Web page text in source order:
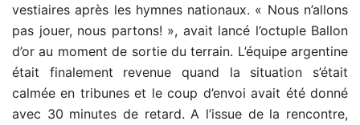
vestiaires après les hymnes nationaux. « Nous n’allons
pas jouer, nous partons! », avait lancé l’octuple Ballon
d’or au moment de sortie du terrain. L’équipe argentine
était finalement revenue quand la situation s’était
calmée en tribunes et le coup d’envoi avait été donné
avec 30 minutes de retard. A l’issue de la rencontre,